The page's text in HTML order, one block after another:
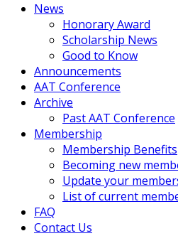
News
Honorary Award
Scholarship News
Good to Know
Announcements
AAT Conference
Archive
Past AAT Conference
Membership
Membership Benefits
Becoming new
Update your
List of current
FAQ
Contact Us